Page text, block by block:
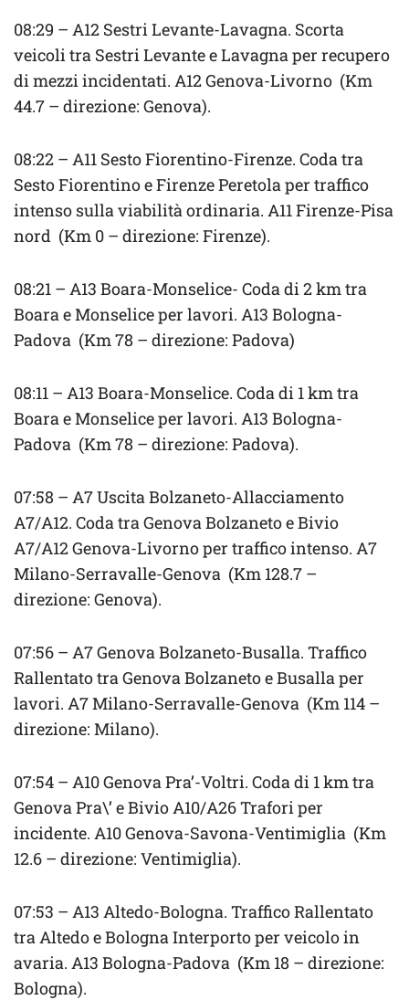
08:29 – A12 Sestri Levante-Lavagna. Scorta
veicoli tra Sestri Levante e Lavagna per recupero
di mezzi incidentati. A12 Genova-Livorno (Km
44.7 – direzione: Genova).
08:22 – A11 Sesto Fiorentino-Firenze. Coda tra
Sesto Fiorentino e Firenze Peretola per traffico
intenso sulla viabilità ordinaria. A11 Firenze-Pisa
nord (Km 0 – direzione: Firenze).
08:21 – A13 Boara-Monselice- Coda di 2 km tra
Boara e Monselice per lavori. A13 Bologna-
Padova (Km 78 – direzione: Padova)
08:11 – A13 Boara-Monselice. Coda di 1 km tra
Boara e Monselice per lavori. A13 Bologna-
Padova (Km 78 – direzione: Padova).
07:58 – A7 Uscita Bolzaneto-Allacciamento
A7/A12. Coda tra Genova Bolzaneto e Bivio
A7/A12 Genova-Livorno per traffico intenso. A7
Milano-Serravalle-Genova (Km 128.7 –
direzione: Genova).
07:56 – A7 Genova Bolzaneto-Busalla. Traffico
Rallentato tra Genova Bolzaneto e Busalla per
lavori. A7 Milano-Serravalle-Genova (Km 114 –
direzione: Milano).
07:54 – A10 Genova Pra’-Voltri. Coda di 1 km tra
Genova Pra\’ e Bivio A10/A26 Trafori per
incidente. A10 Genova-Savona-Ventimiglia (Km
12.6 – direzione: Ventimiglia).
07:53 – A13 Altedo-Bologna. Traffico Rallentato
tra Altedo e Bologna Interporto per veicolo in
avaria. A13 Bologna-Padova (Km 18 – direzione:
Bologna).